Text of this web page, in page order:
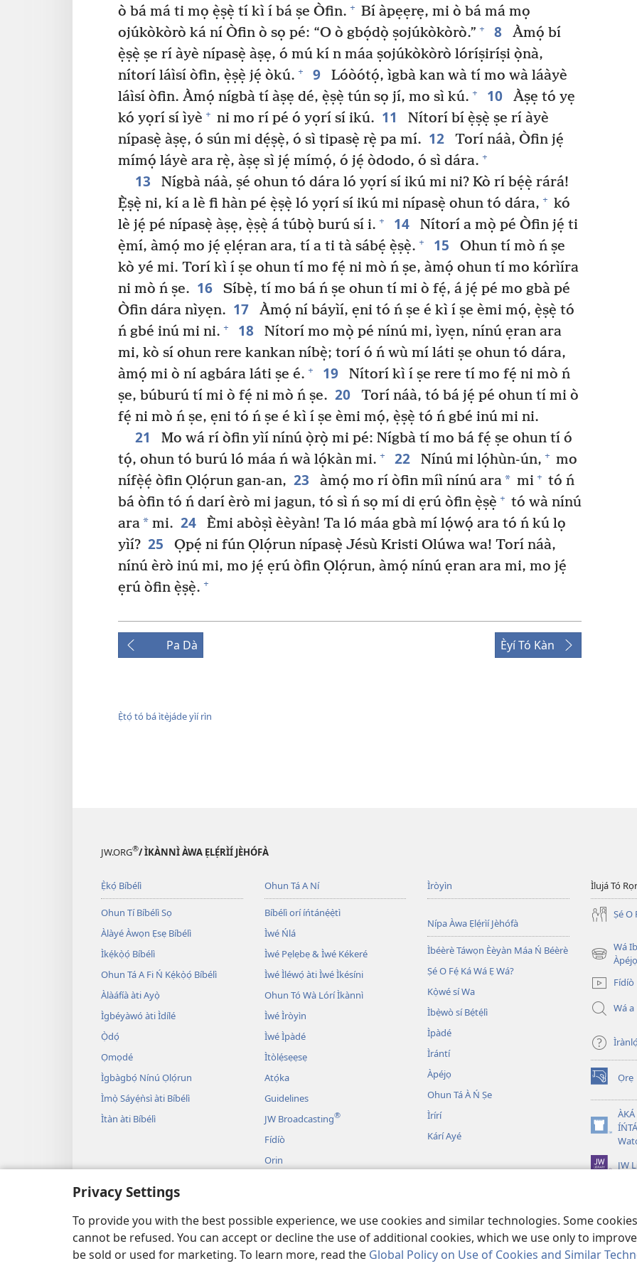
Privacy Settings
To provide you with the best possible experience, we use cookies and similar technologies. Some
cannot be refused. You can accept or decline the use of additional cookies, which we use only to
be sold or used for marketing. To learn more, read the Global Policy on Use of Cookies and Similar
ò bá má ti mọ ẹ̀ṣẹ̀ tí kì í bá ṣe Òfin. + Bí àpẹẹrẹ, mi ò bá má mọ
ojúkòkòrò ká ní Òfin ò sọ pé: “O ò gbọ́dọ̀ ṣojúkòkòrò.” + 8
Àmọ́ bí
ẹ̀ṣẹ̀ ṣe rí àyè nípasẹ̀ àṣẹ, ó mú kí n máa ṣojúkòkòrò lóríṣiríṣi ọ̀nà,
nítorí láìsí òfin, ẹ̀ṣẹ̀ jẹ́ òkú. + 9
Lóòótọ́, ìgbà kan wà tí mo wà láàyè
láìsí òfin. Àmọ́ nígbà tí àṣẹ dé, ẹ̀ṣẹ̀ tún sọ jí, mo sì kú. + 10
Àṣẹ tó yẹ
kó yọrí sí ìyè + ni mo rí pé ó yọrí sí ikú. 11
Nítorí bí ẹ̀ṣẹ̀ ṣe rí àyè
nípasẹ̀ àṣẹ, ó sún mi dẹ́ṣẹ̀, ó sì tipasẹ̀ rẹ̀ pa mí. 12
Torí náà, Òfin jẹ́
mímọ́ láyè ara rẹ̀, àṣẹ sì jẹ́ mímọ́, ó jẹ́ òdodo, ó sì dára. +
13
Nígbà náà, ṣé ohun tó dára ló yọrí sí ikú mi ni? Kò rí bẹ́ẹ̀ rárá!
Ẹ̀ṣẹ̀ ni, kí a lè fi hàn pé ẹ̀ṣẹ̀ ló yọrí sí ikú mi nípasẹ̀ ohun tó dára, + kó
lè jẹ́ pé nípasẹ̀ àṣẹ, ẹ̀ṣẹ̀ á túbọ̀ burú sí i. + 14
Nítorí a mọ̀ pé Òfin jẹ́ ti
ẹ̀mí, àmọ́ mo jẹ́ ẹlẹ́ran ara, tí a ti tà sábẹ́ ẹ̀ṣẹ̀. + 15
Ohun tí mò ń ṣe
kò yé mi. Torí kì í ṣe ohun tí mo fẹ́ ni mò ń ṣe, àmọ́ ohun tí mo kórìíra
ni mò ń ṣe. 16
Síbẹ̀, tí mo bá ń ṣe ohun tí mi ò fẹ́, á jẹ́ pé mo gbà pé
Òfin dára nìyẹn. 17
Àmọ́ ní báyìí, ẹni tó ń ṣe é kì í ṣe èmi mọ́, ẹ̀ṣẹ̀ tó
ń gbé inú mi ni. + 18
Nítorí mo mọ̀ pé nínú mi, ìyẹn, nínú ẹran ara
mi, kò sí ohun rere kankan níbẹ̀; torí ó ń wù mí láti ṣe ohun tó dára,
àmọ́ mi ò ní agbára láti ṣe é. + 19
Nítorí kì í ṣe rere tí mo fẹ́ ni mò ń
ṣe, búburú tí mi ò fẹ́ ni mò ń ṣe. 20
Torí náà, tó bá jẹ́ pé ohun tí mi ò
fẹ́ ni mò ń ṣe, ẹni tó ń ṣe é kì í ṣe èmi mọ́, ẹ̀ṣẹ̀ tó ń gbé inú mi ni.
21
Mo wá rí òfin yìí nínú ọ̀rọ̀ mi pé: Nígbà tí mo bá fẹ́ ṣe ohun tí ó
tọ́, ohun tó burú ló máa ń wà lọ́kàn mi. + 22 Nínú mi lọ́hùn-ún, + mo
nífẹ̀ẹ́ òfin Ọlọ́run gan-an, 23 àmọ́ mo rí òfin míì nínú ara* mi + tó ń
bá òfin tó ń darí èrò mi jagun, tó sì ń sọ mí di ẹrú òfin ẹ̀ṣẹ̀ + tó wà nínú
ara* mi. 24
Èmi abòṣì èèyàn! Ta ló máa gbà mí lọ́wọ́ ara tó ń kú lọ
yìí? 25
Ọpẹ́ ni fún Ọlọ́run nípasẹ̀ Jésù Kristi Olúwa wa! Torí náà,
nínú èrò inú mi, mo jẹ́ ẹrú òfin Ọlọ́run, àmọ́ nínú ẹran ara mi, mo jẹ́
ẹrú òfin ẹ̀ṣẹ̀. +
Pa Dà Èyí Tó Kàn
Ẹ̀tọ́ tó bá ìtẹ̀jáde yìí rìn
JW.ORG®/ ÌKÀNNÌ ÀWA ẸLẸ́RÌÍ JÈHÓFÀ
Ẹ̀kọ́ Bíbélì
Ohun Tí Bíbélì Sọ
Àlàyé Àwọn Ẹsẹ Bíbélì
Ìkẹ́kọ̀ọ́ Bíbélì
Ohun Tá A Fi Ń Kẹ́kọ̀ọ́ Bíbélì
Àlàáfíà àti Ayọ̀
Ìgbéyàwó àti Ìdílé
Ọ̀dọ́
Ọmọdé
Ìgbàgbọ́ Nínú Ọlọ́run
Ìmọ̀ Sáyẹ́ǹsì àti Bíbélì
Ìtàn àti Bíbélì
Ohun Tá A Ní
Bíbélì orí íńtánẹ́ẹ̀tì
Ìwé Ńlá
Ìwé Pẹlẹbẹ & Ìwé Kékeré
Ìwé Ìléwọ́ àti Ìwé Ìkésíni
Ohun Tó Wà Lórí Ìkànnì
Ìwé Ìròyìn
Ìwé Ìpàdé
Ìtòlẹ́sẹẹsẹ
Atọ́ka
Guidelines
JW Broadcasting®
Fídíò
Orin
Bíbélì Kíkà Bí Ẹni Ṣe Eré Ìtàn
Ìròyìn
Nípa Àwa Ẹlẹ́rìí Jèhófà
Ìbéèrè Táwọn Èèyàn Máa Ń Béèrè
Ṣé O Fẹ́ Ká Wá Ẹ Wá?
Kọ̀wé sí Wa
Ìbẹ̀wò sí Bẹ́tẹ́lì
Ìpàdé
Ìrántí
Àpéjọ
Ohun Tá À Ń Ṣe
Ìrírí
Kárí Ayé
Ìlujá Tó
Ṣé O
Wá
(opens
window)
Fídíò
Wá a
Ọrẹ
(opens
new
window)
(opens
window)JW